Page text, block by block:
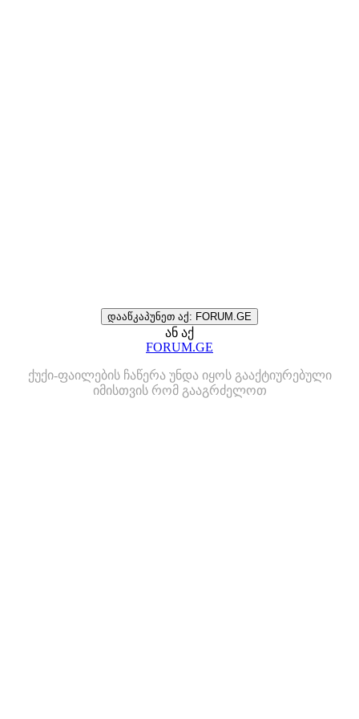
დააწკაპუნეთ აქ: FORUM.GE
ან აქ
FORUM.GE
ქუქი-ფაილების ჩაწერა უნდა იყოს გააქტიურებული
იმისთვის რომ გააგრძელოთ